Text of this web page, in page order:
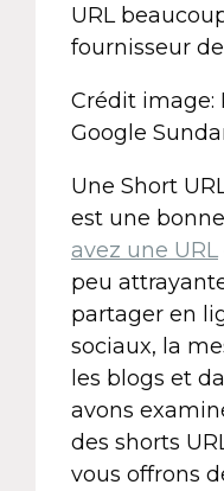
URL
fournisseur
Crédit image:
Google
Une Short
est une
avez une URL
peu
partager en
sociaux, la
les blogs et
avons
des shorts
vous offrons